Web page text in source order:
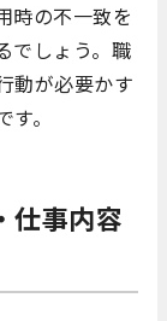
時の不一致を
でしょう。職
動が必要かす
。
仕事内容